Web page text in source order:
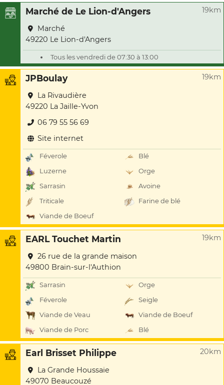
Marché de Le Lion-d'Angers 19km
Marché
49220 Le Lion-d'Angers
Tous les vendredi de 07:30 à 13:00
JPBoulay 19km
La Rivaudière
49220 La Jaille-Yvon
06 79 55 56 69
Site internet
Féverole
Blé
Luzerne
Orge
Sarrasin
Avoine
Triticale
Farine de blé
Viande de Boeuf
EARL Touchet Martin 19km
26 rue de la grande maison
49800 Brain-sur-l'Authion
Sarrasin
Orge
Féverole
Seigle
Viande de Veau
Viande de Boeuf
Viande de Porc
Blé
Earl Brisset Philippe 20km
La Grande Houssaie
49070 Beaucouzé